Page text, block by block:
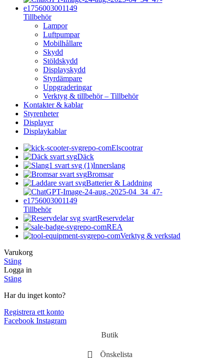
Tillbehör
Lampor
Luftpumpar
Mobilhållare
Skydd
Stöldskydd
Displayskydd
Styrdämpare
Uppgraderingar
Verktyg & tillbehör – Tillbehör
Kontakter & kablar
Styrenheter
Displayer
Displaykablar
Elscootrar
Däck
Innerslang
Bromsar
Batterier & Laddning
Tillbehör
Reservdelar
REA
Verktyg & verkstad
Varukorg
Stäng
Logga in
Stäng
Har du inget konto?
Registrera ett konto
Facebook Instagram
Butik
Önskelista